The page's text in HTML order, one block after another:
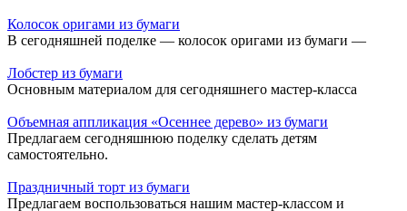
Колосок оригами из бумаги
В сегодняшней поделке — колосок оригами из бумаги —
Лобстер из бумаги
Основным материалом для сегодняшнего мастер-класса
Объемная аппликация «Осеннее дерево» из бумаги
Предлагаем сегодняшнюю поделку сделать детям
самостоятельно.
Праздничный торт из бумаги
Предлагаем воспользоваться нашим мастер-классом и